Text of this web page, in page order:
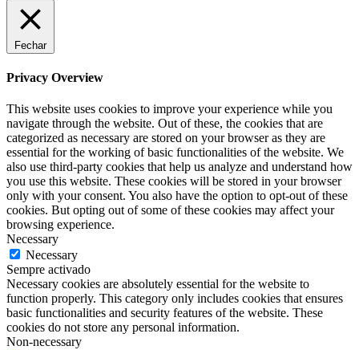
Fechar
Privacy Overview
This website uses cookies to improve your experience while you
navigate through the website. Out of these, the cookies that are
categorized as necessary are stored on your browser as they are
essential for the working of basic functionalities of the website. We
also use third-party cookies that help us analyze and understand how
you use this website. These cookies will be stored in your browser
only with your consent. You also have the option to opt-out of these
cookies. But opting out of some of these cookies may affect your
browsing experience.
Necessary
Necessary
Sempre activado
Necessary cookies are absolutely essential for the website to
function properly. This category only includes cookies that ensures
basic functionalities and security features of the website. These
cookies do not store any personal information.
Non-necessary